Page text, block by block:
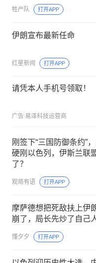
牲产队 打开APP
伊朗宣布最新任命
红星新闻 打开APP
请凭本人手机号领取！
广告 易泽科技运营商
刚签下“三国防御条约”
硬刚以色列，伊斯兰联
了？
观局有语 打开APP
摩萨德想把死敌扶上伊
崩了，局长先炒了自己
懂夕夕 打开APP